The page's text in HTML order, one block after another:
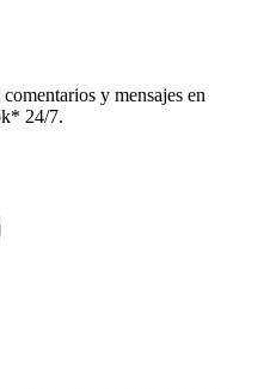
y mensajes en
24/7.